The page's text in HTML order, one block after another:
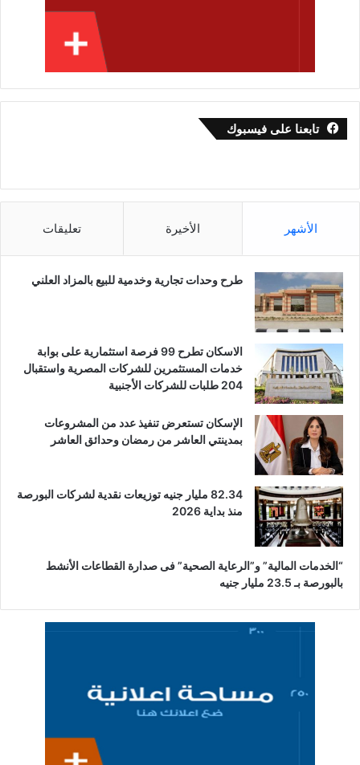
تابعنا على فيسبوك
الأشهر الأخيرة تعليقات
طرح وحدات تجارية وخدمية للبيع بالمزاد العلني
الاسكان تطرح 99 فرصة استثمارية على بوابة
خدمات المستثمرين للشركات المصرية واستقبال
204 طلبات للشركات الأجنبية
الإسكان تستعرض تنفيذ عدد من المشروعات
بمدينتي العاشر من رمضان وحدائق العاشر
82.34 مليار جنيه توزيعات نقدية لشركات البورصة
منذ بداية 2026
“الخدمات المالية” و”الرعاية الصحية” فى صدارة القطاعات الأنشط
بالبورصة بـ 23.5 مليار جنيه